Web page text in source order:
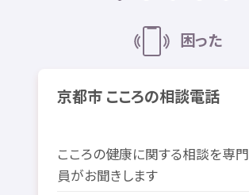
困った
京都市こころの相談電話
こころの健康に関する相談を専門
員がお聞きします